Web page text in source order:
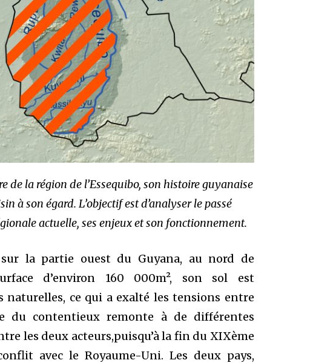
de la région de l’Essequibo, son histoire guyanaise
à son égard. L’objectif est d’analyser le passé
actuelle, ses enjeux et son fonctionnement.
la partie ouest du Guyana, au nord de
d’environ 160 000m², son sol est
naturelles, ce qui a exalté les tensions entre
du contentieux remonte à de différentes
les deux acteurs,puisqu’à la fin du XIXème
avec le Royaume-Uni. Les deux pays,